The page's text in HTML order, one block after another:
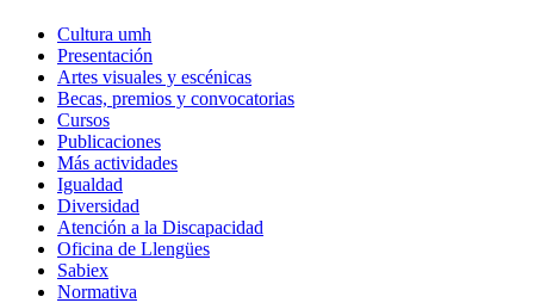
Cultura umh
Presentación
Artes visuales y escénicas
Becas, premios y convocatorias
Cursos
Publicaciones
Más actividades
Igualdad
Diversidad
Atención a la Discapacidad
Oficina de Llengües
Sabiex
Normativa